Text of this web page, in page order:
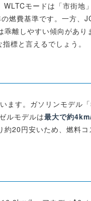
WLTCモードは「市街地
燃費基準です。一方、
離しやすい傾向があり
標と言えるでしょう。
ます。ガソリンモデル
ルモデルは最大で約
約20円安いため、燃料